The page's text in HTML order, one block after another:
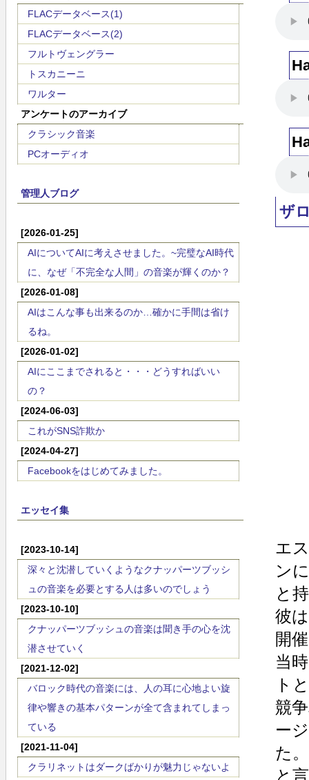
FLACデータベース(1)
FLACデータベース(2)
フルトヴェングラー
トスカニーニ
ワルター
アンケートのアーカイブ
クラシック音楽
PCオーディオ
管理人ブログ
[2026-01-25]
AIについてAIに考えさせました。~完璧なAI時代
に、なぜ「不完全な人間」の音楽が輝くのか？
[2026-01-08]
AIはこんな事も出来るのか…確かに手間は省け
るね。
[2026-01-02]
AIにここまでされると・・・どうすればいい
の？
[2024-06-03]
これがSNS詐欺か
[2024-04-27]
Facebookをはじめてみました。
エッセイ集
[2023-10-14]
深々と沈潜していくようなクナッパーツブッシ
ュの音楽を必要とする人は多いのでしょう
[2023-10-10]
クナッパーツブッシュの音楽は聞き手の心を沈
潜させていく
[2021-12-02]
バロック時代の音楽には、人の耳に心地よい旋
律や響きの基本パターンが全て含まれてしまっ
ている
[2021-11-04]
クラリネットはダークばかりが魅力じゃないよ
ザ
エ
ン
と
彼
開
当
ト
競
ー
た
と